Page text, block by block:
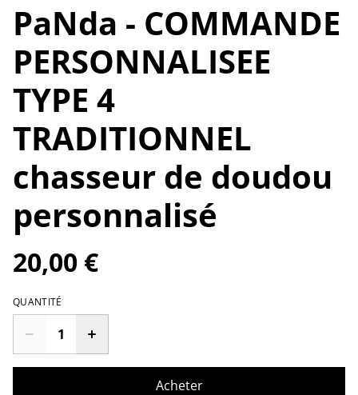
PaNda - COMMANDE
PERSONNALISEE
TYPE 4
TRADITIONNEL
chasseur de doudou
personnalisé
20,00 €
QUANTITÉ
Acheter